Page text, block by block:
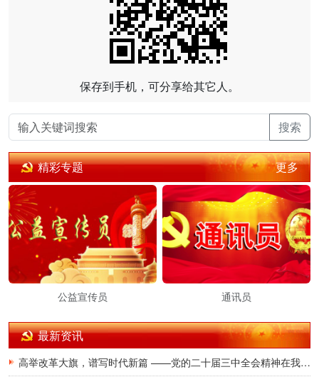
保存到手机，可分享给其它人。
搜索
精彩专题 更多
公益宣传员 通讯员
最新资讯
高举改革大旗，谱写时代新篇 ——党的二十届三中全会精神在我省广大党员干部群众中引发热烈反响